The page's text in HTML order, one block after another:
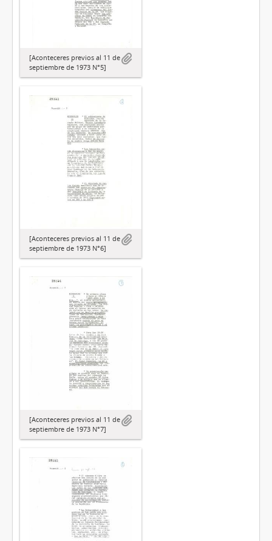
[Aconteceres previos al 11 de
septiembre de 1973 N°5]
[Aconteceres previos al 11 de
septiembre de 1973 N°6]
[Aconteceres previos al 11 de
septiembre de 1973 N°7]